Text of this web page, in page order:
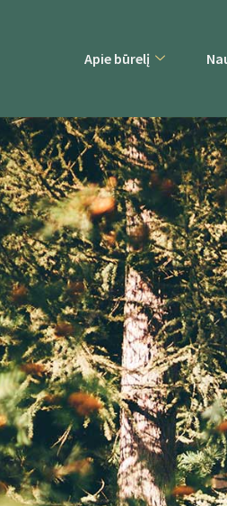
Apie būrelį